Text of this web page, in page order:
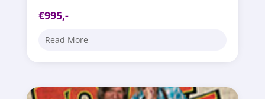
€995,-
Read More